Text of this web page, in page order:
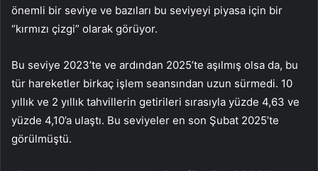
önemli bir seviye ve bazıları bu seviyeyi piyasa için bir
“kırmızı çizgi” olarak görüyor.
Bu seviye 2023’te ve ardından 2025’te aşılmış olsa da, bu
tür hareketler birkaç işlem seansından uzun sürmedi. 10
yıllık ve 2 yıllık tahvillerin getirileri sırasıyla yüzde 4,63 ve
yüzde 4,10’a ulaştı. Bu seviyeler en son Şubat 2025’te
görülmüştü.